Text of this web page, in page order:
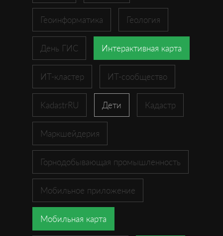
Геоинформатика Геология
День ГИС Интерактивная карта
ИТ-кластер ИТ-сообщество
KadastrRU Дети Кадастр
Маркшейдерия
Горнодобывающая промышленность
Мобильное приложение
Мобильная карта